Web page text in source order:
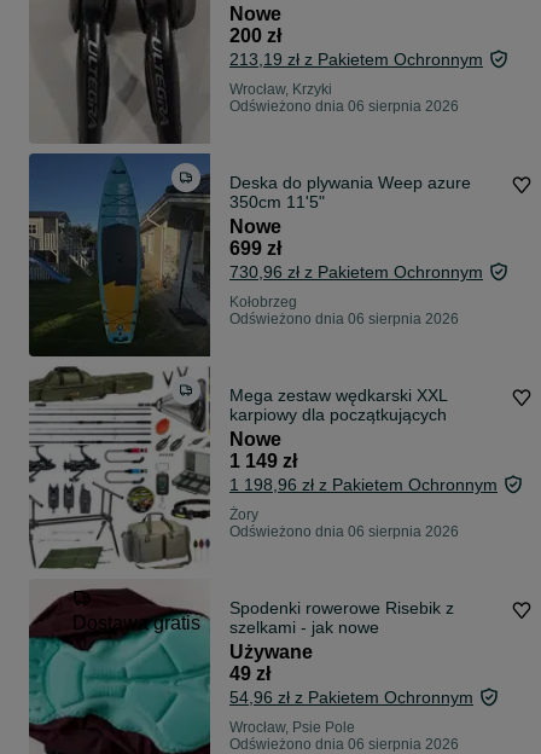
Nowe
200 zł
213,19 zł z Pakietem Ochronnym
Wrocław, Krzyki
Odświeżono dnia 06 sierpnia 2026
Deska do plywania Weep azure
350cm 11'5"
Nowe
699 zł
730,96 zł z Pakietem Ochronnym
Kołobrzeg
Odświeżono dnia 06 sierpnia 2026
Mega zestaw wędkarski XXL
karpiowy dla początkujących
Nowe
1 149 zł
1 198,96 zł z Pakietem Ochronnym
Żory
Odświeżono dnia 06 sierpnia 2026
Dostawa gratis
Spodenki rowerowe Risebik z
szelkami - jak nowe
Używane
49 zł
54,96 zł z Pakietem Ochronnym
Wrocław, Psie Pole
Odświeżono dnia 06 sierpnia 2026